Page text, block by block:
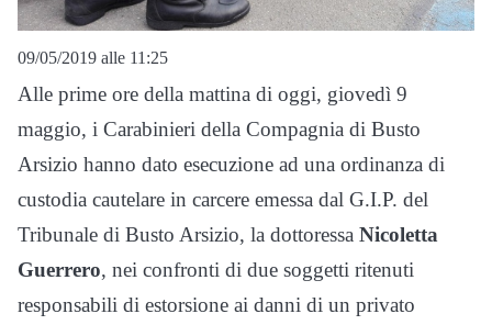
09/05/2019 alle 11:25
Alle prime ore della mattina di oggi, giovedì 9
maggio, i Carabinieri della Compagnia di Busto
Arsizio hanno dato esecuzione ad una ordinanza di
custodia cautelare in carcere emessa dal G.I.P. del
Tribunale di Busto Arsizio, la dottoressa Nicoletta
Guerrero, nei confronti di due soggetti ritenuti
responsabili di estorsione ai danni di un privato